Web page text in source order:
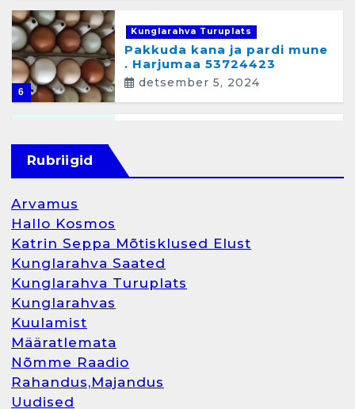
6
Kunglarahva Turuplats
Pakkuda kana ja pardi mune
. Harjumaa 53724423
detsember 5, 2024
1
Kunglarahva Turuplats
Rubriigid
Arvamus
Hallo Kosmos
Katrin Seppa Mõtisklused Elust
Kunglarahva Saated
Kunglarahva Turuplats
Kunglarahvas
Kuulamist
Määratlemata
Nõmme Raadio
Rahandus,Majandus
Uudised